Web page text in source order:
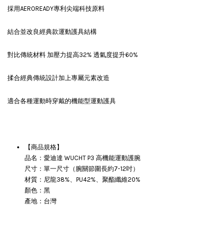
採用AEROREADY專利尖端科技原料
結合並改良經典款運動護具結構
對比傳統材料 加壓力提高32% 透氣度提升60%
揉合經典傳統設計加上專屬元素改造
適合各種運動時穿戴的機能型運動護具
【商品規格】
品名：愛迪達 WUCHT P3 高機能運動護腕
尺寸：單一尺寸（腕關節圍長約7-12吋）
材質：尼龍38%、PU42%、聚酯纖維20%
顏色：黑
產地：台灣